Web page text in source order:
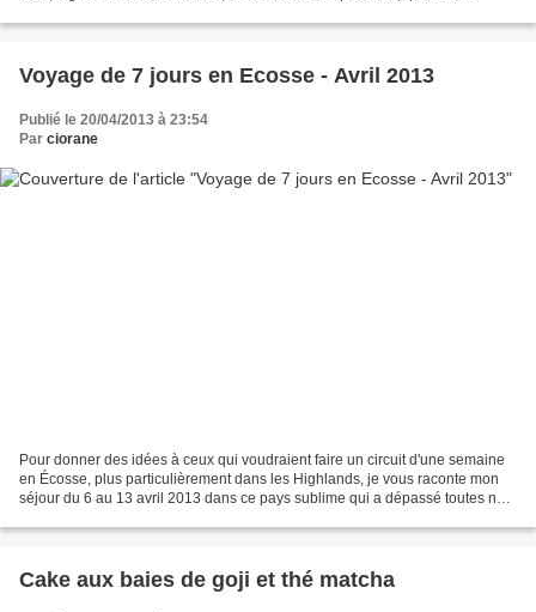
Voyage de 7 jours en Ecosse - Avril 2013
Publié le 20/04/2013 à 23:54
Par ciorane
Pour donner des idées à ceux qui voudraient faire un circuit d'une semaine
en Écosse, plus particulièrement dans les Highlands, je vous raconte mon
séjour du 6 au 13 avril 2013 dans ce pays sublime qui a dépassé toutes nos
Cake aux baies de goji et thé matcha